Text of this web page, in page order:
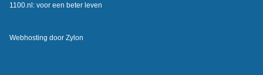
1100.nl: voor een beter leven
Webhosting door Zylon